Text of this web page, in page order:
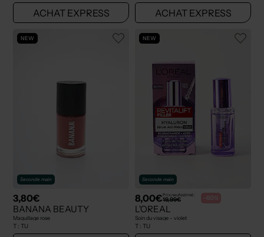
ACHAT EXPRESS ACHAT EXPRESS
NEW
Seconde main
3,80€
BANANA BEAUTY
Maquillage rose
T : TU
NEW
Seconde main
8,00€Prix neuf estimé :
19,99€ -60%
L'OREAL
Soin du visage - violet
T : TU